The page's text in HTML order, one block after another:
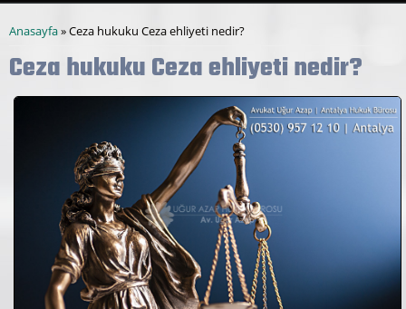
Buradasınız
Anasayfa» Ceza hukuku Ceza ehliyeti nedir?
Ceza hukuku Ceza ehliyeti nedir?